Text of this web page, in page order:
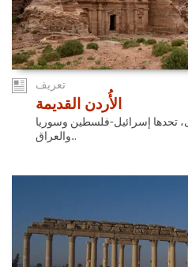
تعريف
الأُردن القديمة
تحدها إسرائيل-فلسطين وسوريا
والعراق...